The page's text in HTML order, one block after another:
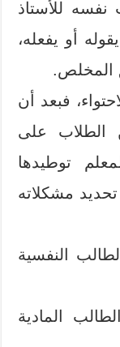
نفسه للأستاذ
أو يفعله،
المخلص.
فبعد أن
الطلاب على
توطيدها
مشكلاته
النفسية
المادية